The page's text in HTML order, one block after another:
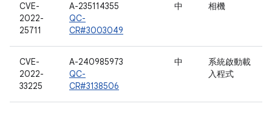
CVE-
2022-
25711
A-235114355
QC-
CR#3003049
中 相機
CVE-
2022-
33225
A-240985973
QC-
CR#3138506
中
系統啟動載
入程式